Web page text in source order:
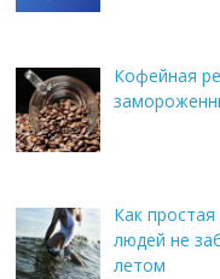
Кофейная
Как
людей не
летом